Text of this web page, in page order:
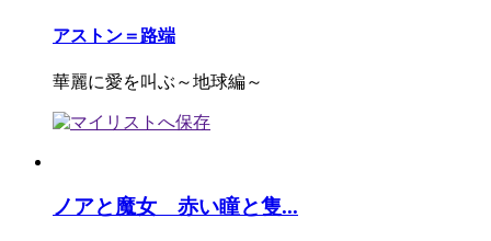
アストン＝路端
華麗に愛を叫ぶ～地球編～
ノアと魔女 赤い瞳と隻...